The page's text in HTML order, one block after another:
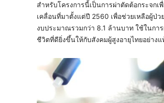
สำหรับโครงการนี้เป็นการผ่าตัดต้อกระจก
เคลื่อนที่มาตั้งแต่ปี 2560 เพื่อช่วยเหลือผู้ป่
งบประมาณรวมกว่า 8.1 ล้านบาท ใช้ในกา
ชีวิตที่ดียิ่งขึ้นให้กับสังคมผู้สูงอายุไทยอย่างแ